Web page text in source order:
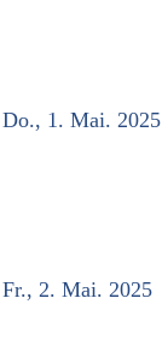
Do., 1. Mai. 2025
Fr., 2. Mai. 2025